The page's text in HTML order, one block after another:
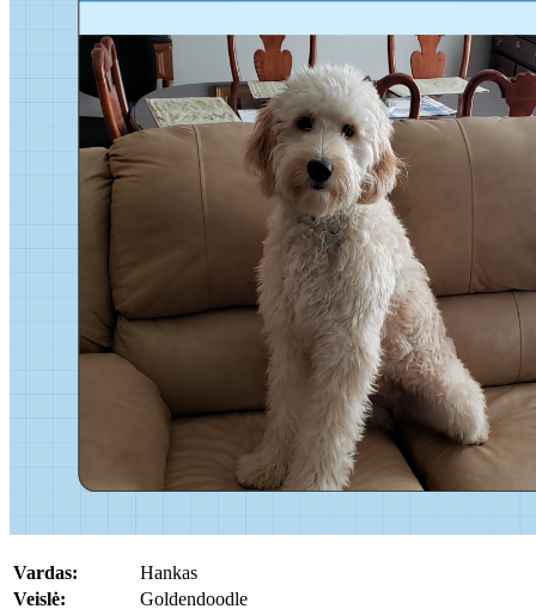
Vardas:
Hankas
Veislė:
Goldendoodle